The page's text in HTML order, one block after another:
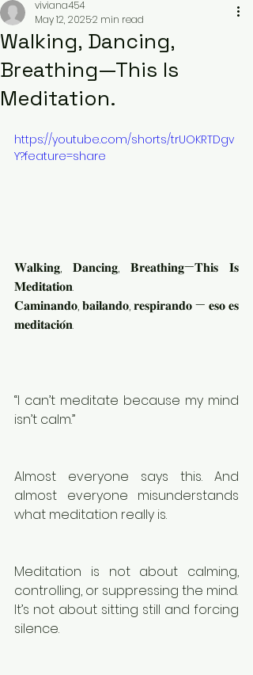
Walking, Dancing,
Breathing—This Is
Meditation.
viviana454
May 12, 20252 min read
https://youtube.com/shorts/trUOKRTDgv
Y?feature=share
𝐖𝐚𝐥𝐤𝐢𝐧𝐠, 𝐃𝐚𝐧𝐜𝐢𝐧𝐠, 𝐁𝐫𝐞𝐚𝐭𝐡𝐢𝐧𝐠—𝐓𝐡𝐢𝐬 𝐈𝐬
𝐌𝐞𝐝𝐢𝐭𝐚𝐭𝐢𝐨𝐧.
𝐂𝐚𝐦𝐢𝐧𝐚𝐧𝐝𝐨, 𝐛𝐚𝐢𝐥𝐚𝐧𝐝𝐨, 𝐫𝐞𝐬𝐩𝐢𝐫𝐚𝐧𝐝𝐨 — 𝐞𝐬𝐨 𝐞𝐬
𝐦𝐞𝐝𝐢𝐭𝐚𝐜𝐢𝐨́𝐧.
“I can’t meditate because my mind
isn’t calm.”
Almost everyone says this. And
almost everyone misunderstands
what meditation really is.
Meditation is not about calming,
controlling, or suppressing the mind.
It’s not about sitting still and forcing
silence.